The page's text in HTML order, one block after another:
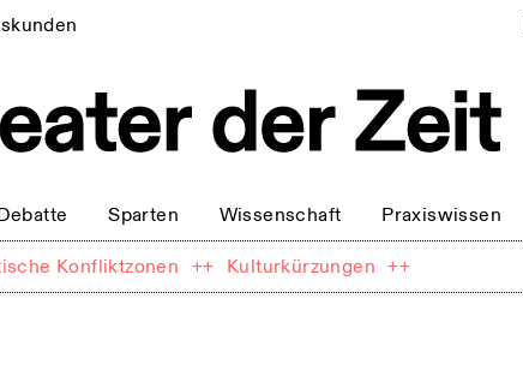
Sparten Wissenschaft Praxiswissen
Konfliktzonen ++ Kulturkürzungen ++